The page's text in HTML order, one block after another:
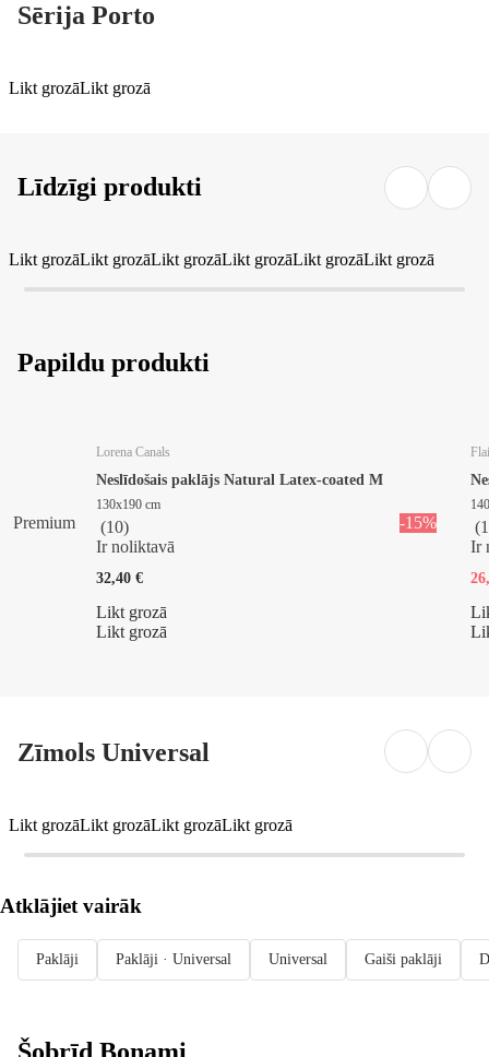
Sērija Porto
Likt grozāLikt grozā
Līdzīgi produkti
Likt grozāLikt grozāLikt grozāLikt grozāLikt grozāLikt grozā
Papildu produkti
Premium
Lorena Canals
Neslīdošais paklājs Natural Latex-coated M
130x190 cm
(10)
Ir noliktavā
32,40 €
Likt grozā
Likt grozā
-15% (
Ir
Zīmols Universal
Likt grozāLikt grozāLikt grozāLikt grozā
Atklājiet vairāk
Paklāji Paklāji · Universal Universal Gaiši paklāji